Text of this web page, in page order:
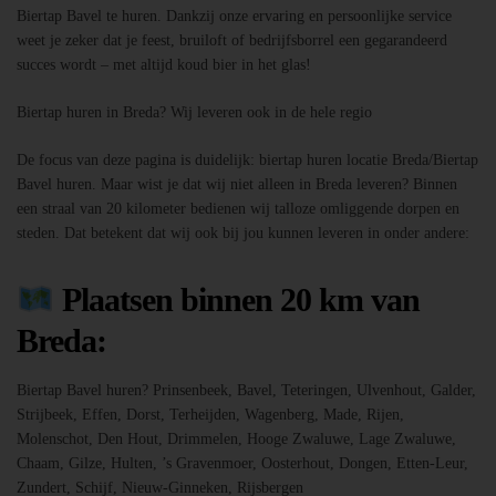
Biertap Bavel te huren. Dankzij onze ervaring en persoonlijke service
weet je zeker dat je feest, bruiloft of bedrijfsborrel een gegarandeerd
succes wordt – met altijd koud bier in het glas!
Biertap huren in Breda? Wij leveren ook in de hele regio
De focus van deze pagina is duidelijk: biertap huren locatie Breda/Biertap
Bavel huren. Maar wist je dat wij niet alleen in Breda leveren? Binnen
een straal van 20 kilometer bedienen wij talloze omliggende dorpen en
steden. Dat betekent dat wij ook bij jou kunnen leveren in onder andere:
Plaatsen binnen 20 km van
Breda:
Biertap Bavel huren? Prinsenbeek, Bavel, Teteringen, Ulvenhout, Galder,
Strijbeek, Effen, Dorst, Terheijden, Wagenberg, Made, Rijen,
Molenschot, Den Hout, Drimmelen, Hooge Zwaluwe, Lage Zwaluwe,
Chaam, Gilze, Hulten, ’s Gravenmoer, Oosterhout, Dongen, Etten-Leur,
Zundert, Schijf, Nieuw-Ginneken, Rijsbergen